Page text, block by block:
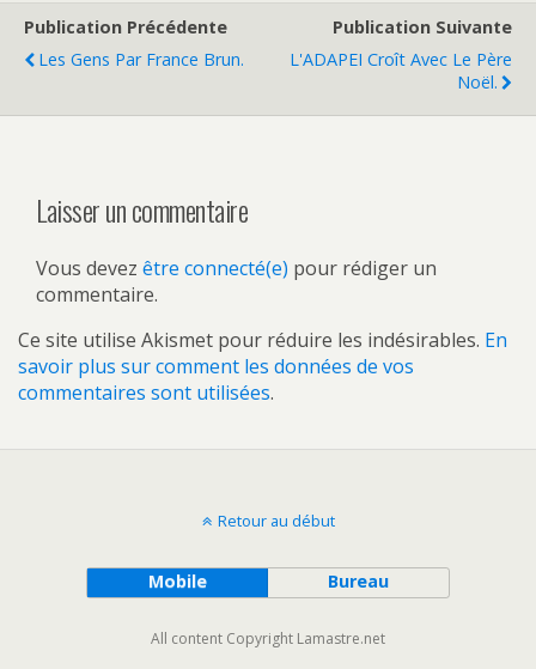
Publication Précédente
Les Gens Par France Brun.
Publication Suivante
L'ADAPEI Croît Avec Le Père
Noël.
Laisser un commentaire
Vous devez être connecté(e) pour rédiger un
commentaire.
Ce site utilise Akismet pour réduire les indésirables. En
savoir plus sur comment les données de vos
commentaires sont utilisées.
Retour au début
Mobile Bureau
All content Copyright Lamastre.net